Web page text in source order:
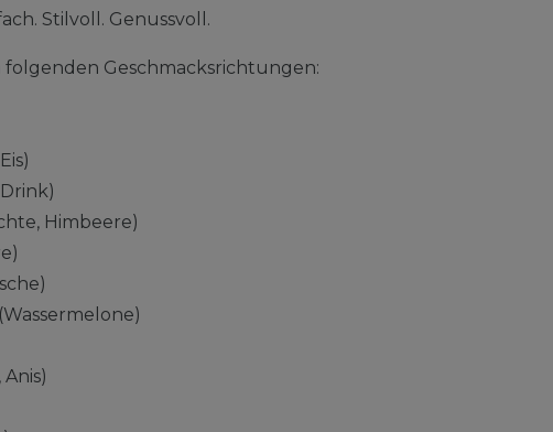
Stilvoll. Genussvoll.
folgenden Geschmacksrichtungen:
Himbeere)